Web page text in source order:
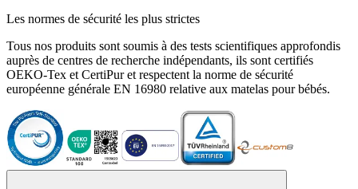
Les normes de sécurité les plus strictes
Tous nos produits sont soumis à des tests scientifiques approfondis
auprès de centres de recherche indépendants, ils sont certifiés
OEKO-Tex et CertiPur et respectent la norme de sécurité
européenne générale EN 16980 relative aux matelas pour bébés.